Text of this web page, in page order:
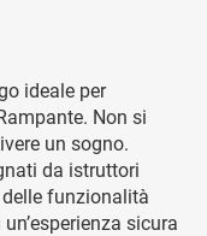
ideale per
Non si
un sogno.
da istruttori
funzionalità
sicura